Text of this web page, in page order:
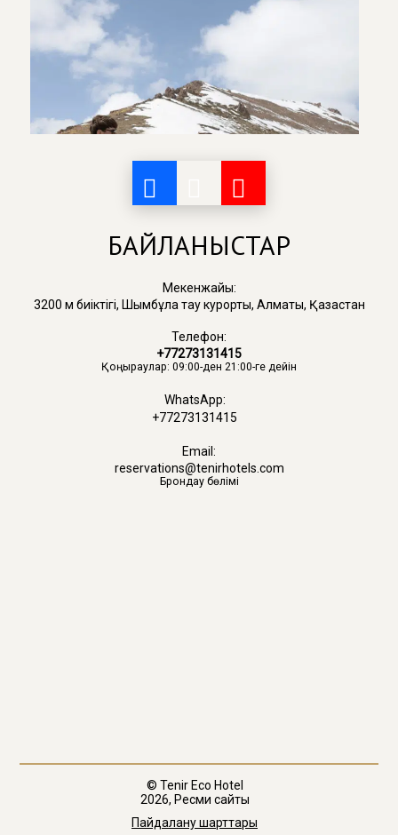
БАЙЛАНЫСТАР
Мекенжайы:
3200 м биіктігі, Шымбұлақ тау курорты, Алматы, Қазақстан
Телефон:
+77273131415
Қоңыраулар: 09:00-ден 21:00-ге дейін
WhatsApp:
+77273131415
Email:
reservations@tenirhotels.com
Брондау бөлімі
© Tenir Eco Hotel
2026, Ресми сайты
Пайдалану шарттары